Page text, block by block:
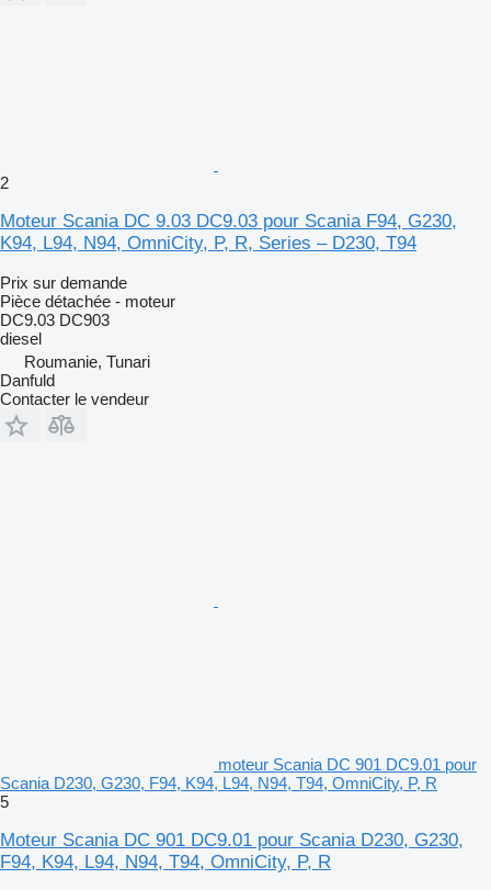
2
Moteur Scania DC 9.03 DC9.03 pour Scania F94, G230,
K94, L94, N94, OmniCity, P, R, Series – D230, T94
Prix sur demande
Pièce détachée - moteur
DC9.03 DC903
diesel
Roumanie, Tunari
Danfuld
Contacter le vendeur
moteur Scania DC 901 DC9.01 pour
Scania D230, G230, F94, K94, L94, N94, T94, OmniCity, P, R
5
Moteur Scania DC 901 DC9.01 pour Scania D230, G230,
F94, K94, L94, N94, T94, OmniCity, P, R